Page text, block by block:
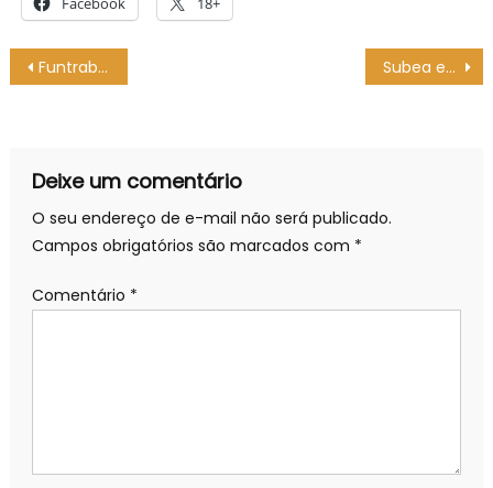
Navegação
de
Funtrab faz quarta e quinta-feira processo seletivo de candidatos para trabalhar em Inocência Subea em Ação acontece na Vila Nasser nesta terça-feira (21) – CGNotícias
Deixe um comentário
O seu endereço de e-mail não será publicado.
Campos obrigatórios são marcados com *
Comentário *